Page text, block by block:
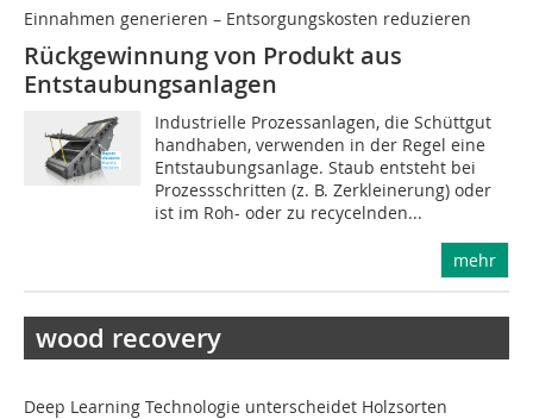
Einnahmen generieren – Entsorgungskosten reduzieren
Rückgewinnung von Produkt aus
Entstaubungsanlagen
Industrielle Prozessanlagen, die Schüttgut
handhaben, verwenden in der Regel eine
Entstaubungsanlage. Staub entsteht bei
Prozessschritten (z. B. Zerkleinerung) oder
ist im Roh- oder zu recycelnden...
mehr
wood recovery
Deep Learning Technologie unterscheidet Holzsorten